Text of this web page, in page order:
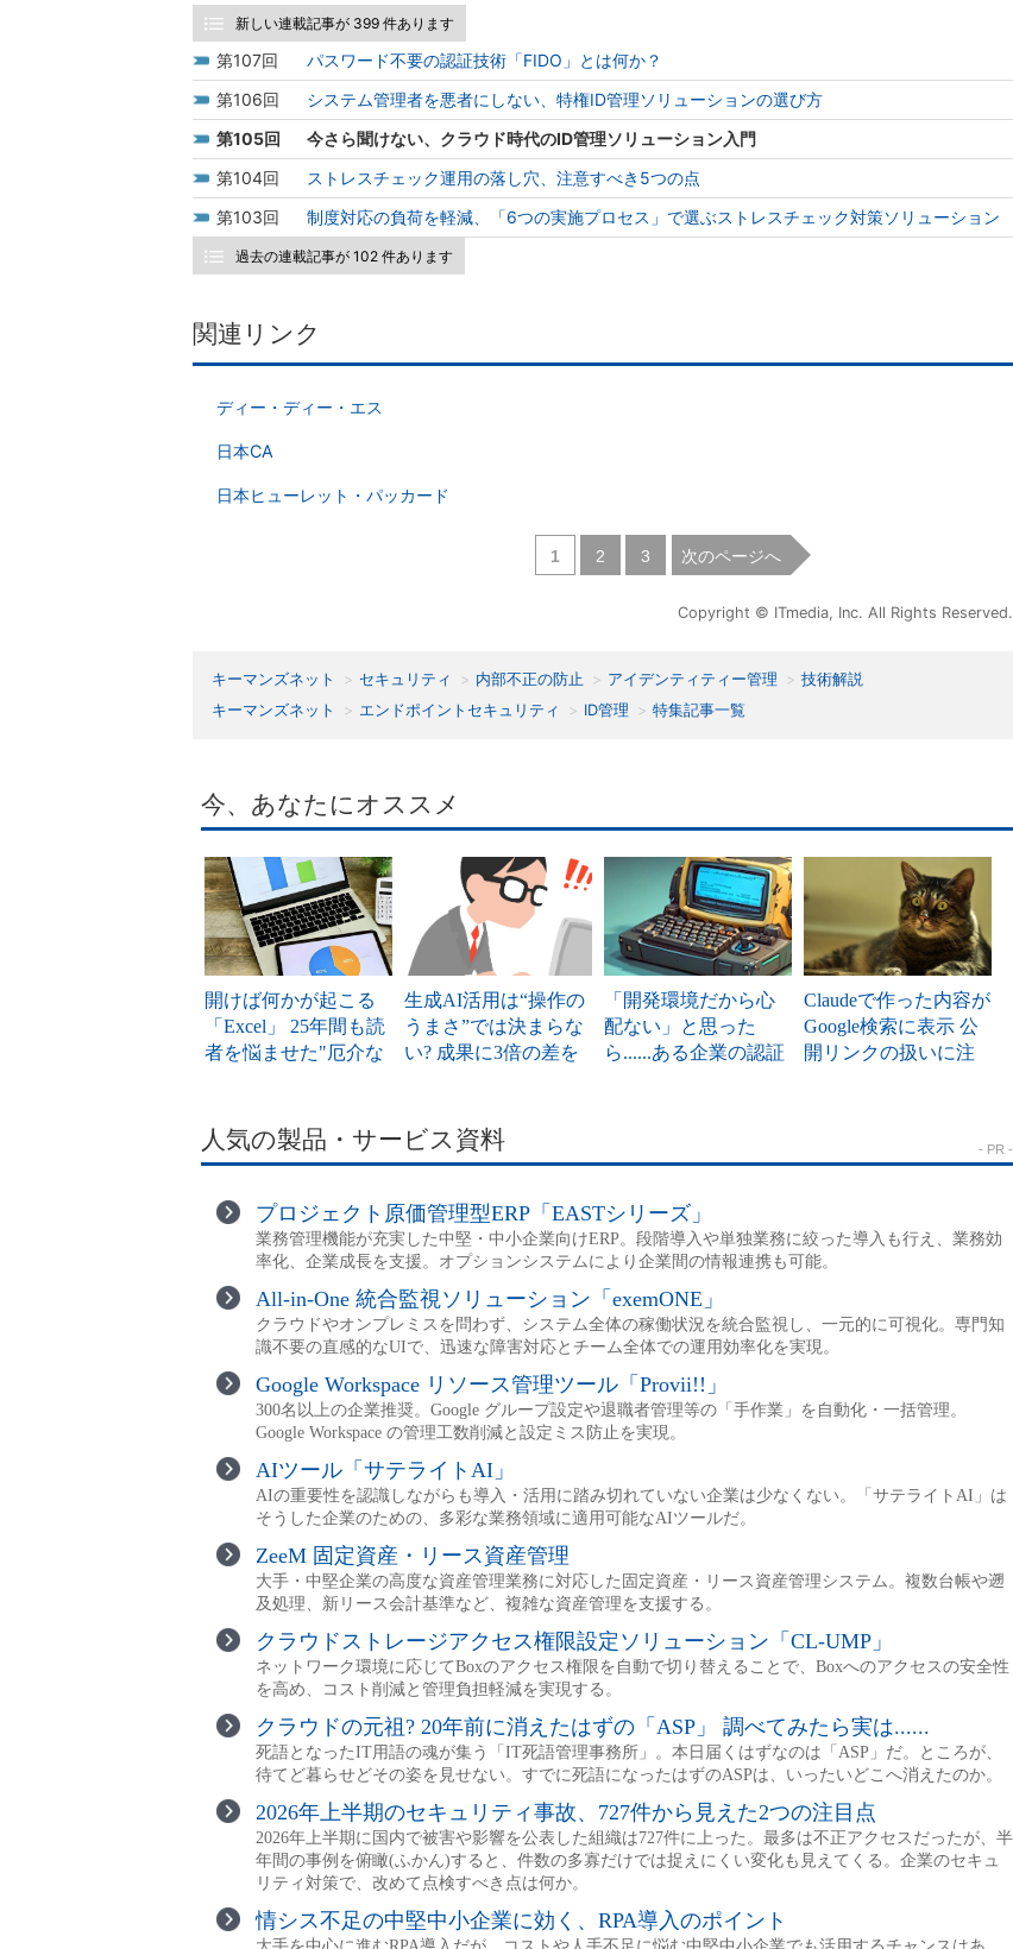
新しい連載記事が 399 件あります
107
パスワード不要の認証技術「FIDO」とは何か？
106
システム管理者を悪者にしない、特権ID管理ソリューションの選び方
105
今さら聞けない、クラウド時代のID管理ソリューション入門
104
ストレスチェック運用の落し穴、注意すべき5つの点
103
制度対応の負荷を軽減、「6つの実施プロセス」で選ぶストレスチェック対策ソリューション
過去の連載記事が 102 件あります
関連リンク
ディー・ディー・エス
日本CA
日本ヒューレット・パッカード
1 2 3 次のページへ
Copyright © ITmedia, Inc. All Rights Reserved.
キーマンズネット セキュリティ 内部不正の防止 アイデンティティー管理
技術解説
キーマンズネット
エンドポイントセキュリティ ID管理 特集記事一覧